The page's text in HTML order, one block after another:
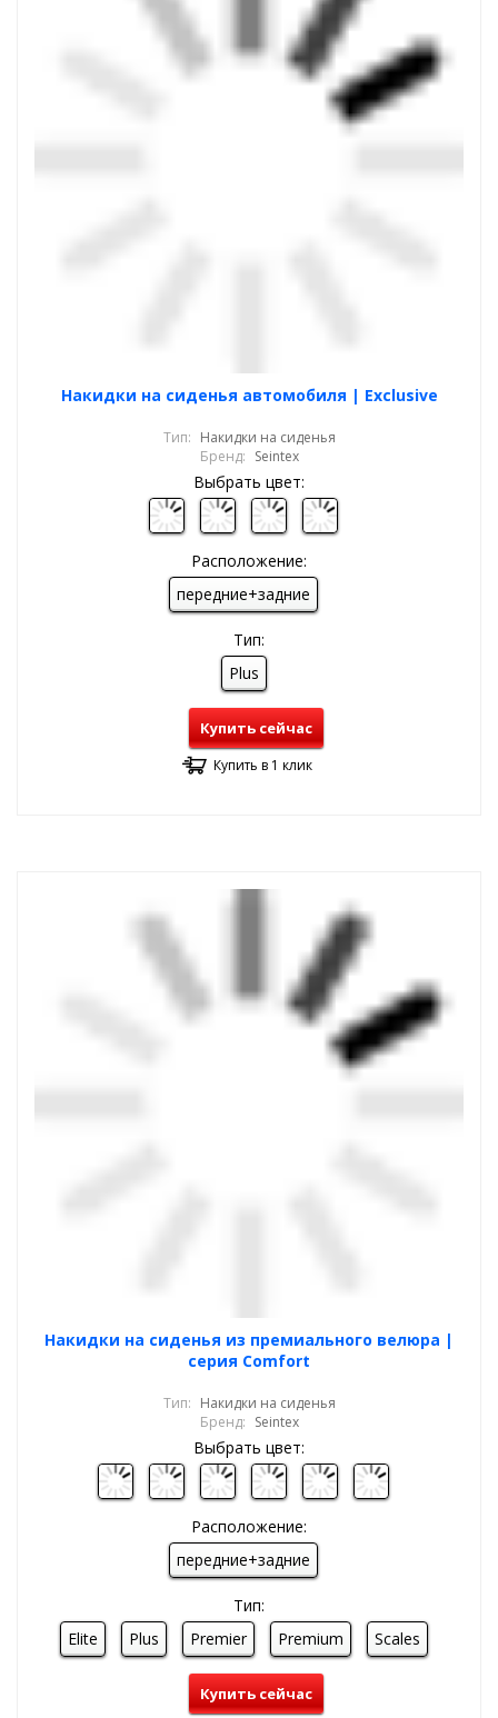
Накидки на сиденья автомобиля | Exclusive
Тип: Накидки на сиденья
Бренд: Seintex
Выбрать цвет:
Расположение:
передние+задние
Тип:
Plus
Купить сейчас
Купить в 1 клик
Накидки на сиденья из премиального велюра |
серия Comfort
Тип: Накидки на сиденья
Бренд: Seintex
Выбрать цвет:
Расположение:
передние+задние
Тип:
Elite
Plus Premier Premium Scales
Купить сейчас